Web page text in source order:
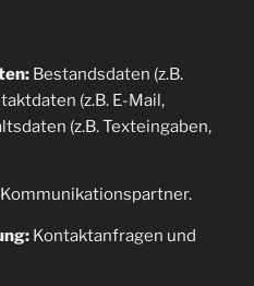
Bestandsdaten (z.B.
(z.B. E-Mail,
(z.B. Texteingaben,
Kontaktanfragen und